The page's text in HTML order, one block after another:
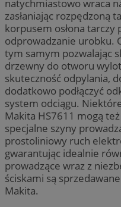
natychmiastowo wraca
zasłaniając rozpędzoną
korpusem osłona tarczy
odprowadzanie urobku.
tym samym pozwalając
drzewny do otworu
skuteczność odpylania,
dodatkowo podłączyć
system odciągu.
Makita HS7611 mogą
specjalne szyny
prostoliniowy ruch
gwarantując idealnie
prowadzące wraz z
ściskami są
Makita.